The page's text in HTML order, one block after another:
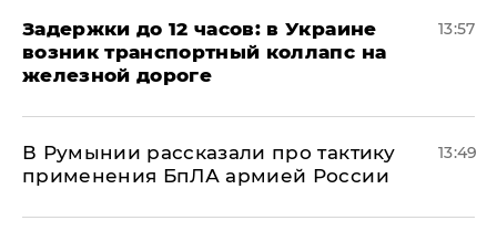
Задержки до 12 часов: в Украине
возник транспортный коллапс на
железной дороге
13:57
В Румынии рассказали про тактику
применения БпЛА армией России
13:49